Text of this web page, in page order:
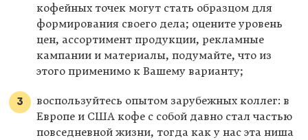
кофейных точек могут стать образцом для
формирования своего дела; оцените уровень
цен, ассортимент продукции, рекламные
кампании и материалы, подумайте, что из
этого применимо к Вашему варианту;
воспользуйтесь опытом зарубежных коллег: в
Европе и США кофе с собой давно стал частью
повседневной жизни, тогда как у нас эта ниша